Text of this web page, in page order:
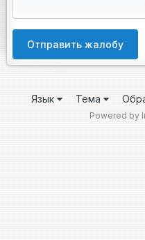
Отправить жалобу
Язык Тема
Powered by